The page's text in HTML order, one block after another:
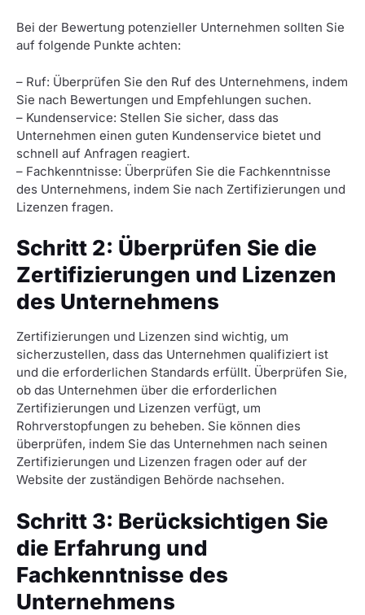
Bei der Bewertung potenzieller Unternehmen sollten Sie
auf folgende Punkte achten:
– Ruf: Überprüfen Sie den Ruf des Unternehmens, indem
Sie nach Bewertungen und Empfehlungen suchen.
– Kundenservice: Stellen Sie sicher, dass das
Unternehmen einen guten Kundenservice bietet und
schnell auf Anfragen reagiert.
– Fachkenntnisse: Überprüfen Sie die Fachkenntnisse
des Unternehmens, indem Sie nach Zertifizierungen und
Lizenzen fragen.
Schritt 2: Überprüfen Sie die
Zertifizierungen und Lizenzen
des Unternehmens
Zertifizierungen und Lizenzen sind wichtig, um
sicherzustellen, dass das Unternehmen qualifiziert ist
und die erforderlichen Standards erfüllt. Überprüfen Sie,
ob das Unternehmen über die erforderlichen
Zertifizierungen und Lizenzen verfügt, um
Rohrverstopfungen zu beheben. Sie können dies
überprüfen, indem Sie das Unternehmen nach seinen
Zertifizierungen und Lizenzen fragen oder auf der
Website der zuständigen Behörde nachsehen.
Schritt 3: Berücksichtigen Sie
die Erfahrung und
Fachkenntnisse des
Unternehmens